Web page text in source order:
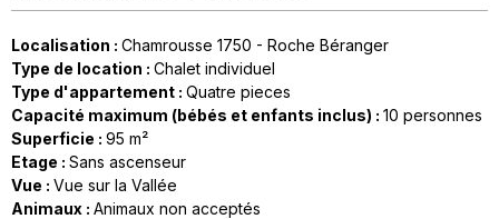
Localisation : Chamrousse 1750 - Roche Béranger
Type de location : Chalet individuel
Type d'appartement : Quatre pieces
Capacité maximum (bébés et enfants inclus) : 10 personnes
Superficie : 95 m²
Etage : Sans ascenseur
Vue : Vue sur la Vallée
Animaux : Animaux non acceptés